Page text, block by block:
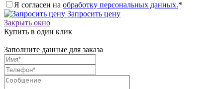
Я согласен на обработку персональных данных.*
Запросить цену
Закрыть окно
Купить в один клик
Заполните данные для заказа